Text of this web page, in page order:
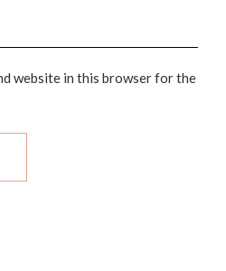
website in this browser for the